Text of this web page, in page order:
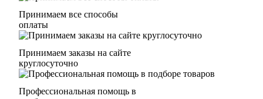
Принимаем все способы
оплаты
Принимаем заказы на сайте
круглосуточно
Профессиональная помощь в